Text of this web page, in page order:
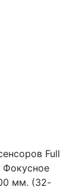
Full
мм. (32-